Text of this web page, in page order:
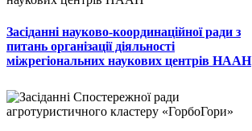
Засіданні науково-координаційної ради з
питань організації діяльності
міжрегіональних наукових центрів НААН